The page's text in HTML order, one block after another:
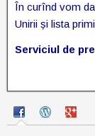
În curînd vom
Unirii și lista
Serviciul de